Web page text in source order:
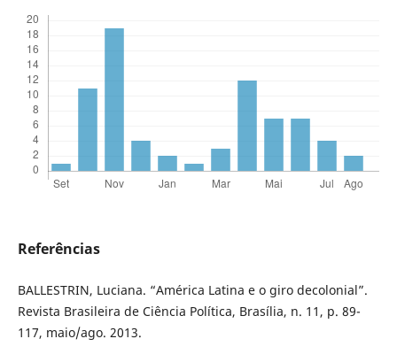
Referências
BALLESTRIN, Luciana. “América Latina e o giro decolonial”.
Revista Brasileira de Ciência Política, Brasília, n. 11, p. 89-
117, maio/ago. 2013.